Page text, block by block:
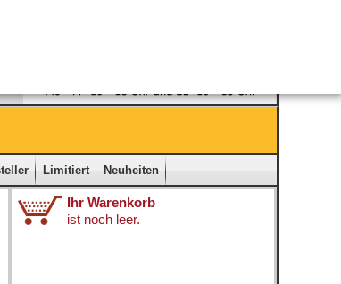
Limitiert Neuheiten
Ihr Warenkorb
ist noch leer.